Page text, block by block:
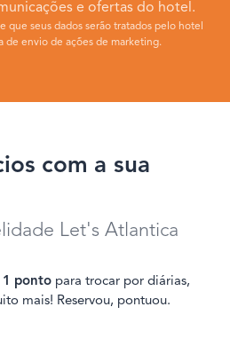
e ofertas do hotel.
que seus dados serão tratados pelo hotel
de envio de ações de marketing.
com a sua
Let's Atlantica
1 ponto para trocar por diárias,
mais! Reservou, pontuou.